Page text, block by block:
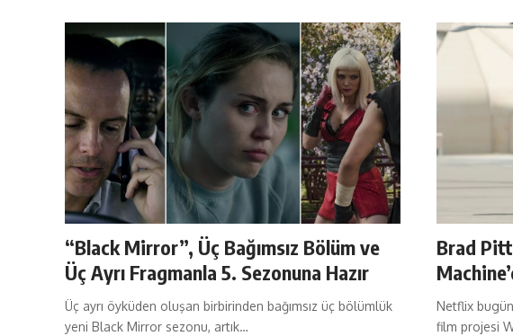
“Black Mirror”, Üç Bağımsız Bölüm ve
Üç Ayrı Fragmanla 5. Sezonuna Hazır
Üç ayrı öyküden oluşan birbirinden bağımsız üç bölümlük
yeni Black Mirror sezonu, artık…
Brad
Netflix
film projesi